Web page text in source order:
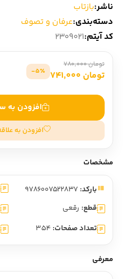
ناشر:بازتاب
دسته‌بندی:عرفان و تصوف
کد آیتم:2309021
تومان 780,000
تومان 741,000 5٪-
افزودن به
افزودن به
مشخصات
بارکد:
قطع: رقعی
تعداد صفحات: 354
معرفی